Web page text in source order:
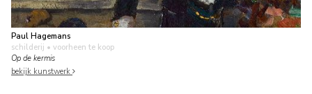
Paul Hagemans
schilderij • voorheen te koop
Op de kermis
bekijk kunstwerk